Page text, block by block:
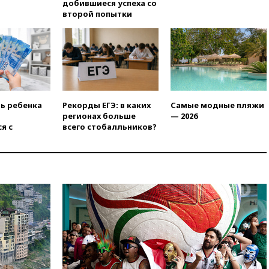
пострадали пять человек
преступлений, связанных с
отмыванием денег, достигло
рекордного показателя
В Подмосковье
женщина и трехлетний
из окна
12:22
сделки по открытию
Ормузского пролива
11:58Politico: США
восстановили обмен
разведданными с Украиной
11:58 Великобритания
добившиеся успеха со
второй попытки
ребенка
с
Рекорды ЕГЭ: в каких
регионах больше
всего стобалльников?
Самые модные пляжи
— 2026